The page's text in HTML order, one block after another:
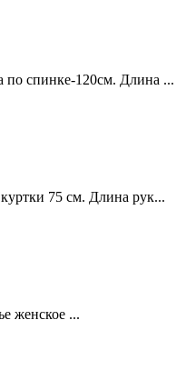
по спинке-120см. Длина ...
75 см. Длина рук...
женское ...